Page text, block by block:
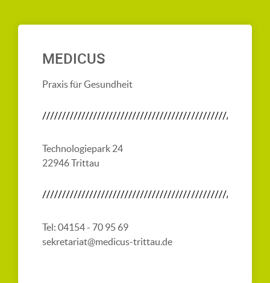
MEDICUS
Praxis für Gesundheit
Technologiepark 24
22946 Trittau
Tel: 04154 - 70 95 69
sekretariat@medicus-trittau.de